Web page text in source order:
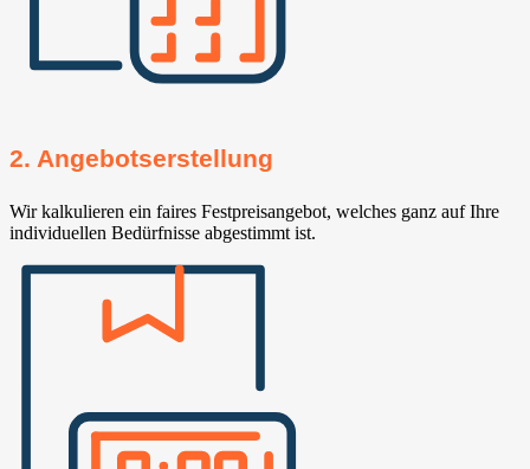
2. Angebotserstellung
Wir kalkulieren ein faires Festpreisangebot, welches ganz auf Ihre
individuellen Bedürfnisse abgestimmt ist.